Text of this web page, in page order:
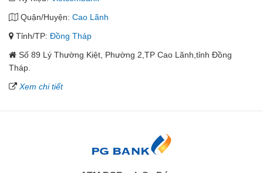
Quận/Huyện: Cao Lãnh
Tỉnh/TP: Đồng Tháp
Số 89 Lý Thường Kiệt, Phường 2,TP Cao Lãnh,tỉnh Đồng
Tháp.
Xem chi tiết